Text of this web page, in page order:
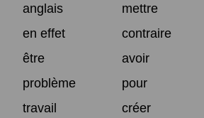
anglais
mettre
en effet
contraire
être
avoir
problème
pour
travail
créer